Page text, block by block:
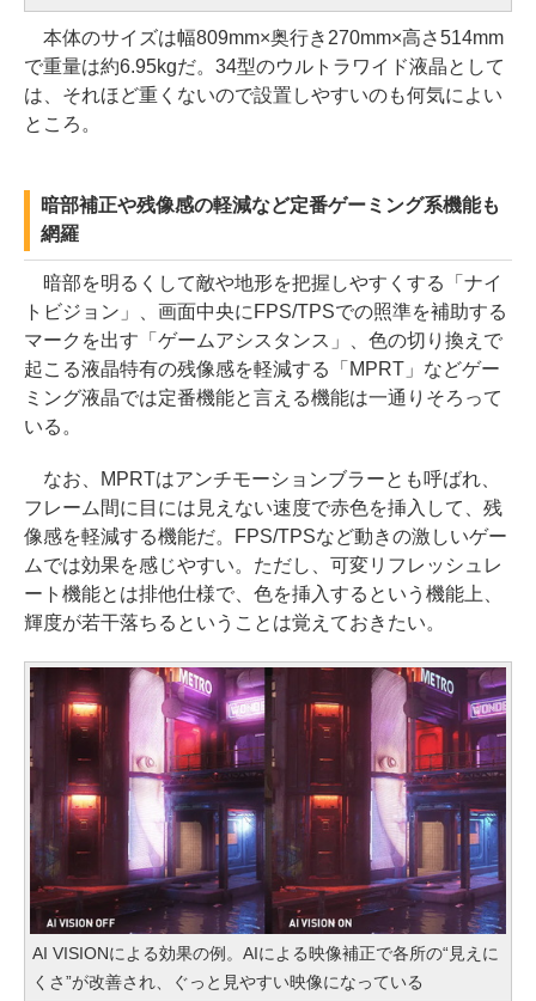
本体のサイズは幅809mm×奥行き270mm×高さ514mm
で重量は約6.95kgだ。34型のウルトラワイド液晶として
は、それほど重くないので設置しやすいのも何気によい
ところ。
暗部補正や残像感の軽減など定番ゲーミング系機能も
網羅
暗部を明るくして敵や地形を把握しやすくする「ナイ
トビジョン」、画面中央にFPS/TPSでの照準を補助する
マークを出す「ゲームアシスタンス」、色の切り換えで
起こる液晶特有の残像感を軽減する「MPRT」などゲー
ミング液晶では定番機能と言える機能は一通りそろって
いる。
なお、MPRTはアンチモーションブラーとも呼ばれ、
フレーム間に目には見えない速度で赤色を挿入して、残
像感を軽減する機能だ。FPS/TPSなど動きの激しいゲー
ムでは効果を感じやすい。ただし、可変リフレッシュレ
ート機能とは排他仕様で、色を挿入するという機能上、
輝度が若干落ちるということは覚えておきたい。
AI VISIONによる効果の例。AIによる映像補正で各所の“見えに
くさ”が改善され、ぐっと見やすい映像になっている